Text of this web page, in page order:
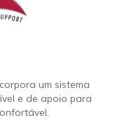
um sistema
e de apoio para